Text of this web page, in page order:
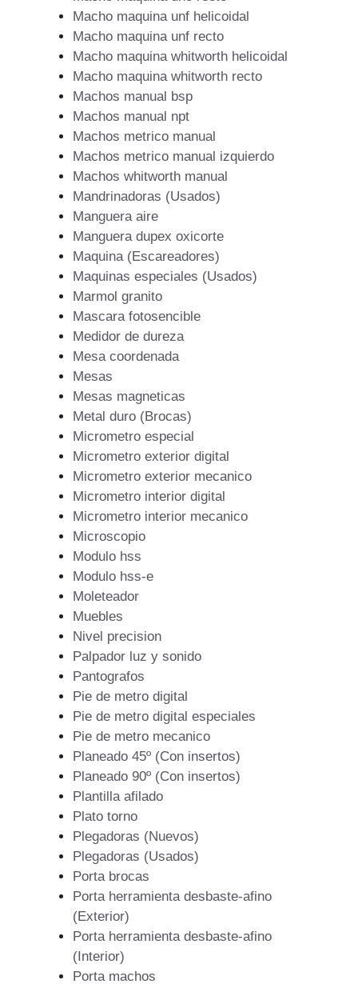
Macho maquina unf helicoidal
Macho maquina unf recto
Macho maquina whitworth helicoidal
Macho maquina whitworth recto
Machos manual bsp
Machos manual npt
Machos metrico manual
Machos metrico manual izquierdo
Machos whitworth manual
Mandrinadoras (Usados)
Manguera aire
Manguera dupex oxicorte
Maquina (Escareadores)
Maquinas especiales (Usados)
Marmol granito
Mascara fotosencible
Medidor de dureza
Mesa coordenada
Mesas
Mesas magneticas
Metal duro (Brocas)
Micrometro especial
Micrometro exterior digital
Micrometro exterior mecanico
Micrometro interior digital
Micrometro interior mecanico
Microscopio
Modulo hss
Modulo hss-e
Moleteador
Muebles
Nivel precision
Palpador luz y sonido
Pantografos
Pie de metro digital
Pie de metro digital especiales
Pie de metro mecanico
Planeado 45º (Con insertos)
Planeado 90º (Con insertos)
Plantilla afilado
Plato torno
Plegadoras (Nuevos)
Plegadoras (Usados)
Porta brocas
Porta herramienta desbaste-afino
(Exterior)
Porta herramienta desbaste-afino
(Interior)
Porta machos